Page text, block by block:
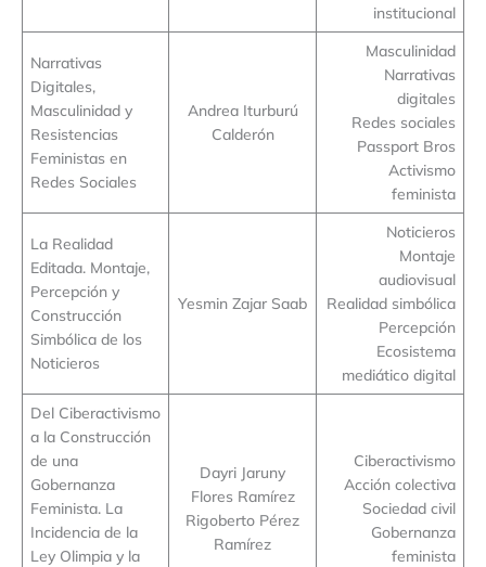
institucional
Narrativas
Digitales,
Masculinidad y
Resistencias
Feministas en
Redes Sociales
Andrea Iturburú
Calderón
Masculinidad
Narrativas
digitales
Redes sociales
Passport Bros
Activismo
feminista
La Realidad
Editada. Montaje,
Percepción y
Construcción
Simbólica de los
Noticieros
Yesmin Zajar Saab
Noticieros
Montaje
audiovisual
Realidad simbólica
Percepción
Ecosistema
mediático digital
Del Ciberactivismo
a la Construcción
de una
Gobernanza
Feminista. La
Incidencia de la
Ley Olimpia y la
Dayri Jaruny
Flores Ramírez
Rigoberto Pérez
Ramírez
Ciberactivismo
Acción colectiva
Sociedad civil
Gobernanza
feminista